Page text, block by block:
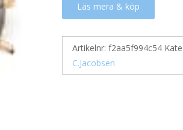
Läs mera & köp
Artikelnr: f2aa5f994c54
C.Jacobsen